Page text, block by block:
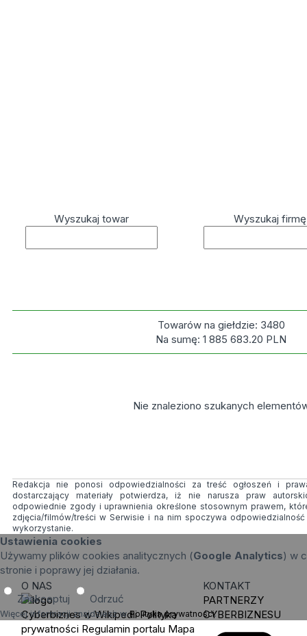
Wyszukaj towar Wyszukaj firmę
Towarów na giełdzie: 3480
Na sumę:1 885 683.20 PLN
Nie znaleziono szukanych
Redakcja nie ponosi odpowiedzialności za treść ogłoszeń i
dostarczający materiały potwierdza, iż nie narusza praw
odpowiednie zgody i uprawnienia określone stosownym prawem,
zdjęcia/filmów/treści w Serwisie i na nim spoczywa
wykorzystanie.
Ustawienia cookies
Używamy plików cookies analitycznych (Google Analytics) w
stronie i poprawy jej działania.
Zaakceptuj Odrzuć
Więcej informacji znajdziesz wPolityka prywatności.
O NAS
Cyberbiznes w Wikipedii Polityka
prywatności Regulamin portalu Mapa
KONTAKT
PARTNERZY
CYBERBIZNESU